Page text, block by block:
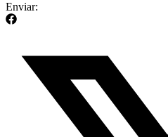
Enviar: